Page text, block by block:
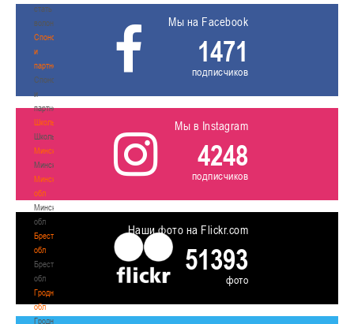
стать
волонтером
Спонсоры
и
партнеры
Спонсоры
и
партнеры
Школы
Школы
Минск
Минск
Минская
обл
Минская
обл
Брестская
обл
Брестская
обл
Гродненская
обл
Гродненская
Мы на Facebook
1471
подписчиков
Мы в Instagram
4248
подписчиков
Наши фото на Flickr.com
51393
фото